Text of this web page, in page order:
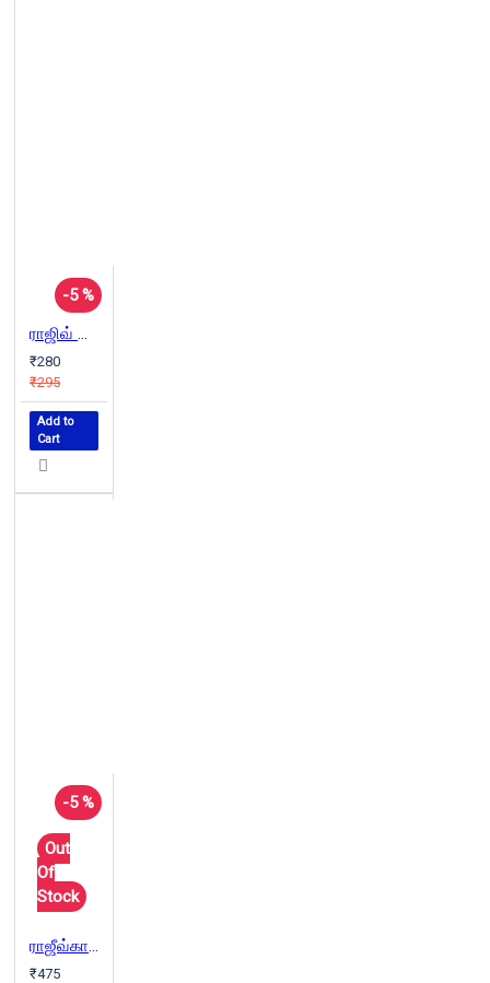
-5 %
ராஜிவ் கொலை வழக்கு
₹280
₹295
Add to
Cart
-5 %
Out
Of
Stock
ராஜீவ்காந்தி படுகொலை : மறைக்கப்பட்ட உண்மைகளும் பிரியங்கா நளினி சந்திப்பும்
₹475